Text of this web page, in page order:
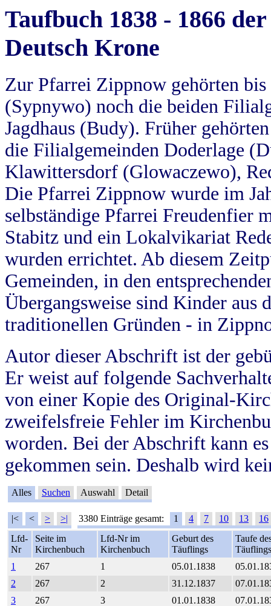
Taufbuch 1838 - 1866
Deutsch Krone
Zur Pfarrei Zippnow gehörten
(Sypnywo) noch die beiden
Jagdhaus (Budy). Früher
die Filialgemeinden Doderlage
Klawittersdorf (Glowaczewo),
Die Pfarrei Zippnow wurde im
selbständige Pfarrei Freudenfier
Stabitz und ein Lokalvikariat
wurden errichtet. Ab diesem
Gemeinden, in den
Übergangsweise sind Kinder aus
traditionellen Gründen - in
Autor dieser Abschrift ist der
Er weist auf folgende
von einer Kopie des Original-
zweifelsfreie Fehler im
worden. Bei der Abschrift kann
gekommen sein. Deshalb wird
Alles Suchen Auswahl Detail
|< < > >| 3380 Einträge gesamt: 1 4 7 10 13
16
Lfd-
Nr
Seite im
Kirchenbuch
Lfd-Nr im
Kirchenbuch
Geburt des
Täuflings
Taufe
Täuflings
1
267 1 05.01.1838
2
267 2 31.12.1837
3
267 3 01.01.1838